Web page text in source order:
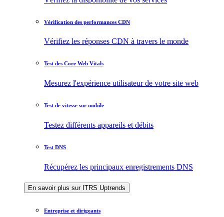
Vérification des performances CDN
Vérifiez les réponses CDN à travers le monde
Test des Core Web Vitals
Mesurez l'expérience utilisateur de votre site web
Test de vitesse sur mobile
Testez différents appareils et débits
Test DNS
Récupérez les principaux enregistrements DNS
En savoir plus sur ITRS Uptrends
Entreprise et dirigeants